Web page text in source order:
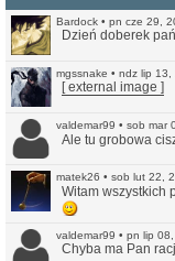
Bardock • pn cze 29,
Dzień doberek
mgssnake • ndz lip 13,
[ external image ]
valdemar99 • sob mar
Ale tu grobowa
matek26 • sob lut 22,
Witam wszystkich
valdemar99 • pn lip
Chyba ma Pan